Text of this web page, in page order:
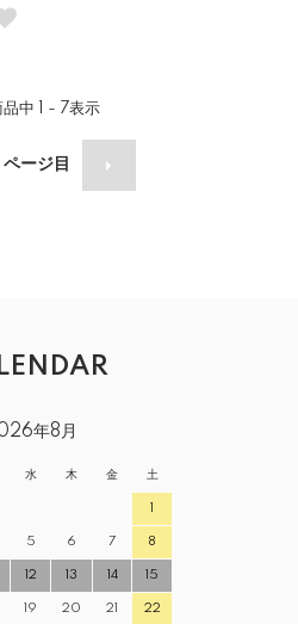
品中 1 - 7表示
ページ目
年8月
水 木 金 土
1
5 6 7 8
12 13 14 15
19 20 21 22